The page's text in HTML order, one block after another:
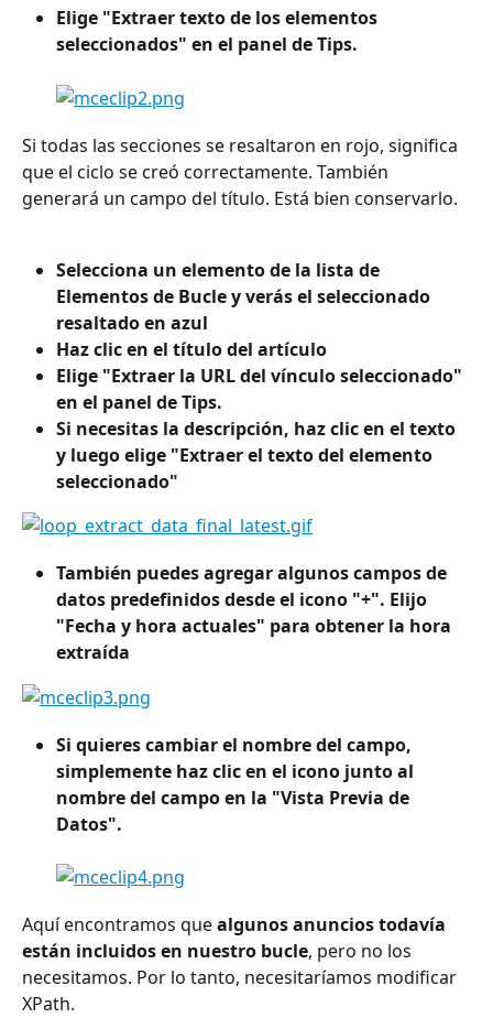
Elige "Extraer texto de los elementos
seleccionados" en el panel de Tips.
Si todas las secciones se resaltaron en rojo, significa
que el ciclo se creó correctamente. También
generará un campo del título. Está bien conservarlo.
Selecciona un elemento de la lista de
Elementos de Bucle y verás el seleccionado
resaltado en azul
Haz clic en el título del artículo
Elige "Extraer la URL del vínculo seleccionado"
en el panel de Tips.
Si necesitas la descripción, haz clic en el texto
y luego elige "Extraer el texto del elemento
seleccionado"
También puedes agregar algunos campos de
datos predefinidos desde el icono "+". Elijo
"Fecha y hora actuales" para obtener la hora
extraída
Si quieres cambiar el nombre del campo,
simplemente haz clic en el icono junto al
nombre del campo en la "Vista Previa de
Datos".
Aquí encontramos que algunos anuncios todavía
están incluidos en nuestro bucle, pero no los
necesitamos. Por lo tanto, necesitaríamos modificar
XPath.